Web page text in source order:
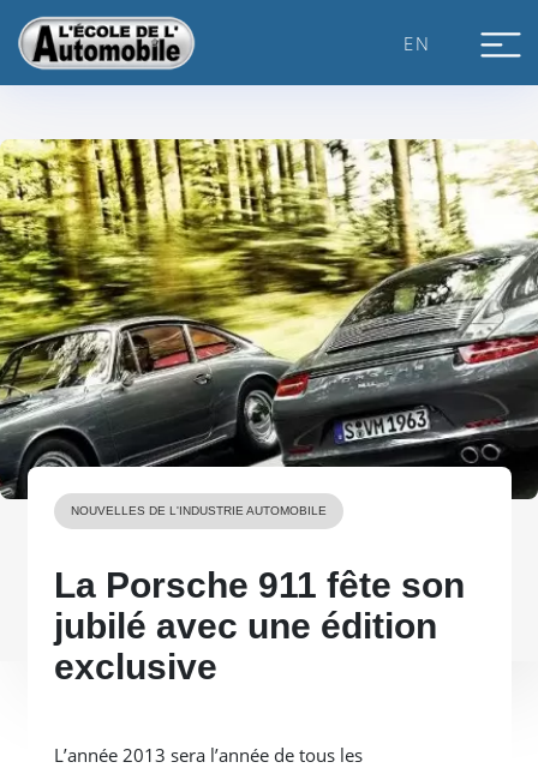
content
EN
NOUVELLES DE L'INDUSTRIE AUTOMOBILE
La Porsche 911 fête son
jubilé avec une édition
exclusive
L’année 2013 sera l’année de tous les